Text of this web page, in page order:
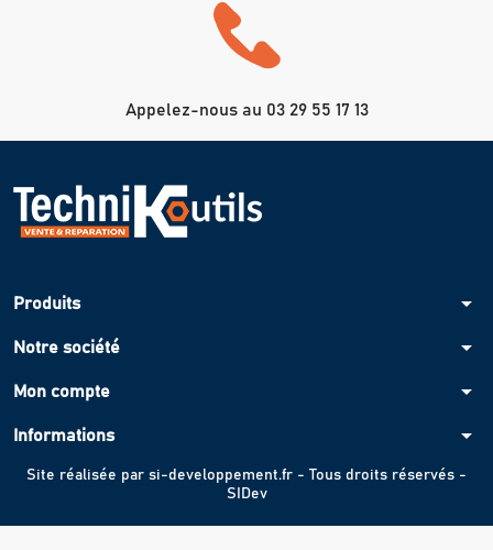
Appelez-nous au 03 29 55 17 13
Produits arrow_drop_down
Notre société arrow_drop_down
Mon compte arrow_drop_down
Informations arrow_drop_down
Site réalisée par si-developpement.fr - Tous droits réservés -
SIDev